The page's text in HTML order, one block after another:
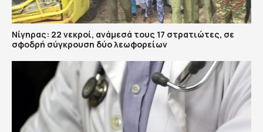
Νίγηρας: 22 νεκροί, ανάμεσά τους 17 στρατιώτες, σε
σφοδρή σύγκρουση δύο λεωφορείων